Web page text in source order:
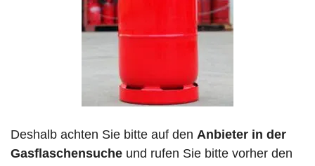
Deshalb achten Sie bitte auf den Anbieter in der
Gasflaschensuche und rufen Sie bitte vorher den